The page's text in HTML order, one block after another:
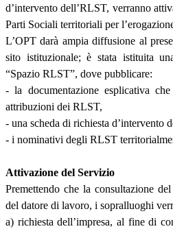
d’intervento dell’RLST, verranno
Parti Sociali territoriali per
L’OPT darà ampia diffusione al
sito istituzionale; è stata istituita
“Spazio RLST”, dove pubblicare:
- la documentazione esplicativa
attribuzioni dei RLST,
- una scheda di richiesta d’intervento
- i nominativi degli RLST
Attivazione del Servizio
Premettendo che la consultazione
del datore di lavoro, i sopralluoghi
a) richiesta dell’impresa, al fine di